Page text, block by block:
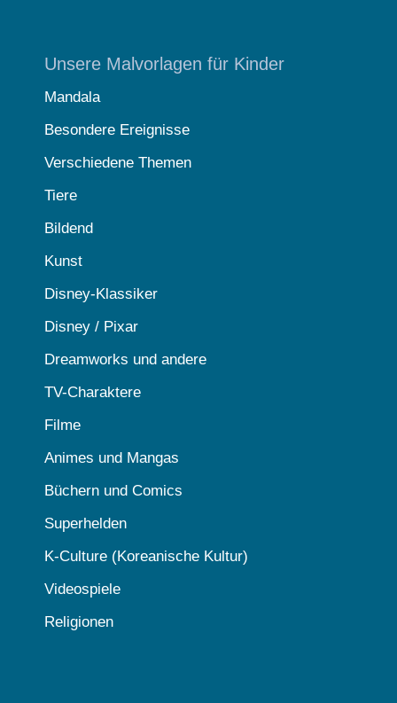
Unsere Malvorlagen für Kinder
Mandala
Besondere Ereignisse
Verschiedene Themen
Tiere
Bildend
Kunst
Disney-Klassiker
Disney / Pixar
Dreamworks und andere
TV-Charaktere
Filme
Animes und Mangas
Büchern und Comics
Superhelden
K-Culture (Koreanische Kultur)
Videospiele
Religionen